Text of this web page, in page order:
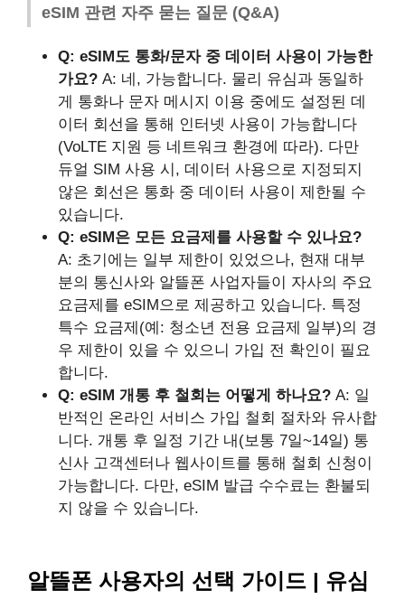
eSIM 관련 자주 묻는 질문 (Q&A)
Q: eSIM도 통화/문자 중 데이터 사용이 가능한
가요? A: 네, 가능합니다. 물리 유심과 동일하
게 통화나 문자 메시지 이용 중에도 설정된 데
이터 회선을 통해 인터넷 사용이 가능합니다
(VoLTE 지원 등 네트워크 환경에 따라). 다만
듀얼 SIM 사용 시, 데이터 사용으로 지정되지
않은 회선은 통화 중 데이터 사용이 제한될 수
있습니다.
Q: eSIM은 모든 요금제를 사용할 수 있나요?
A: 초기에는 일부 제한이 있었으나, 현재 대부
분의 통신사와 알뜰폰 사업자들이 자사의 주요
요금제를 eSIM으로 제공하고 있습니다. 특정
특수 요금제(예: 청소년 전용 요금제 일부)의 경
우 제한이 있을 수 있으니 가입 전 확인이 필요
합니다.
Q: eSIM 개통 후 철회는 어떻게 하나요? A: 일
반적인 온라인 서비스 가입 철회 절차와 유사합
니다. 개통 후 일정 기간 내(보통 7일~14일) 통
신사 고객센터나 웹사이트를 통해 철회 신청이
가능합니다. 다만, eSIM 발급 수수료는 환불되
지 않을 수 있습니다.
알뜰폰 사용자의 선택 가이드 | 유심